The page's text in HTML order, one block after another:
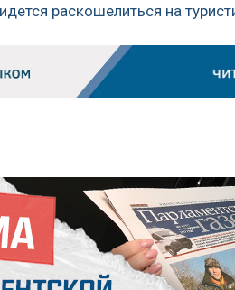
раскошелиться на